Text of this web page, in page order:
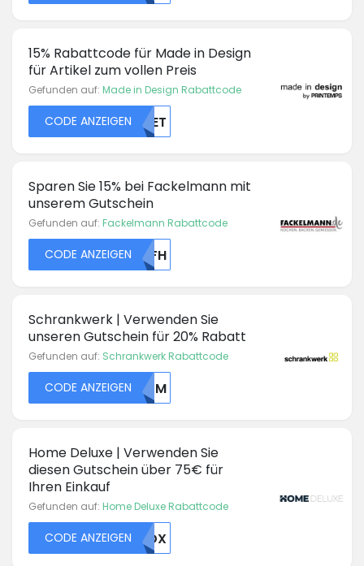
15% Rabattcode für Made in Design
für Artikel zum vollen Preis
Gefunden auf: Made in Design Rabattcode
CODE ANZEIGEN NTET
Sparen Sie 15% bei Fackelmann mit
unserem Gutschein
Gefunden auf: Fackelmann Rabattcode
CODE ANZEIGEN NTFH
Schrankwerk | Verwenden Sie
unseren Gutschein für 20% Rabatt
Gefunden auf: Schrankwerk Rabattcode
CODE ANZEIGENMDJM
Home Deluxe | Verwenden Sie
diesen Gutschein über 75€ für
Ihren Einkauf
Gefunden auf: Home Deluxe Rabattcode
CODE ANZEIGEN NTDX